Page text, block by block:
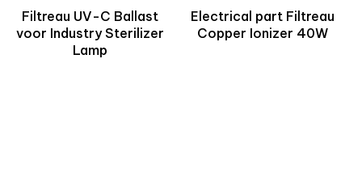
Filtreau UV-C Ballast
voor Industry Sterilizer
Lamp
Electrical part Filtreau
Copper Ionizer 40W